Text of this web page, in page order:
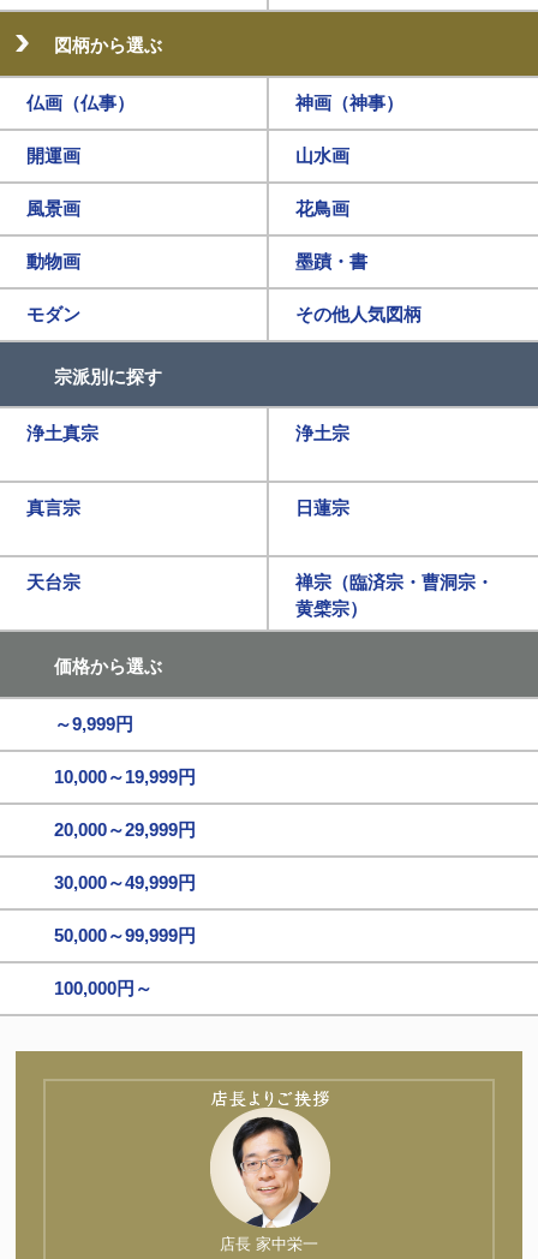
図柄から選ぶ
仏画（仏事） 神画（神事）
開運画 山水画
風景画 花鳥画
動物画 墨蹟・書
モダン その他人気図柄
宗派別に探す
浄土真宗 浄土宗
真言宗 日蓮宗
天台宗
禅宗（臨済宗・曹洞宗・
黄檗宗）
価格から選ぶ
～9,999円
10,000～19,999円
20,000～29,999円
30,000～49,999円
50,000～99,999円
100,000円～
店長 家中栄一